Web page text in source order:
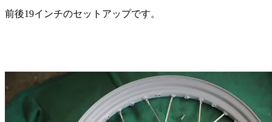
前後19インチのセットアップです。